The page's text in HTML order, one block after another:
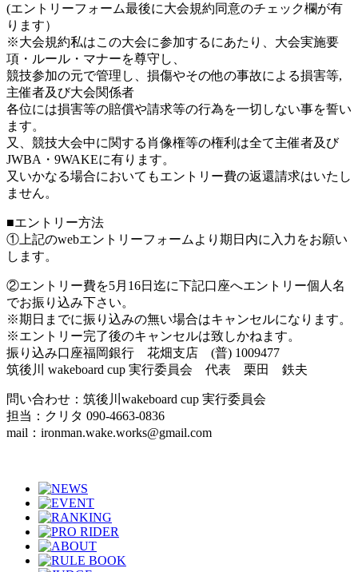
(エントリーフォーム最後に大会規約同意のチェック欄が有
ります）
※大会規約私はこの大会に参加するにあたり、大会実施要
項・ルール・マナーを尊守し、
競技参加の元で管理し、損傷やその他の事故による損害等,
主催者及び大会関係者
各位には損害等の賠償や請求等の行為を一切しない事を誓い
ます。
又、競技大会中に関する肖像権等の権利は全て主催者及び
JWBA・9WAKEに有ります。
又いかなる場合においてもエントリー費の返還請求はいたし
ません。
■エントリー方法
①上記のwebエントリーフォームより期日内に入力をお願い
します。
②エントリー費を5月16日迄に下記口座へエントリー個人名
でお振り込み下さい。
※期日までに振り込みの無い場合はキャンセルになります。
※エントリー完了後のキャンセルは致しかねます。
振り込み口座福岡銀行 花畑支店 (普) 1009477
筑後川 wakeboard cup 実行委員会 代表 栗田 鉄夫
問い合わせ：筑後川wakeboard cup 実行委員会
担当：クリタ 090-4663-0836
mail：ironman.wake.works@gmail.com